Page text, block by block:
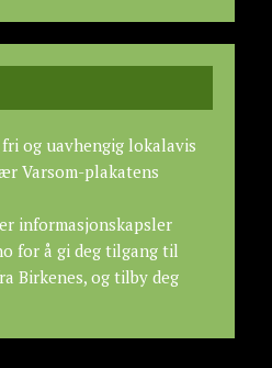
og uavhengig lokalavis
Varsom-plakatens
informasjonskapsler
for å gi deg tilgang til
Birkenes, og tilby deg